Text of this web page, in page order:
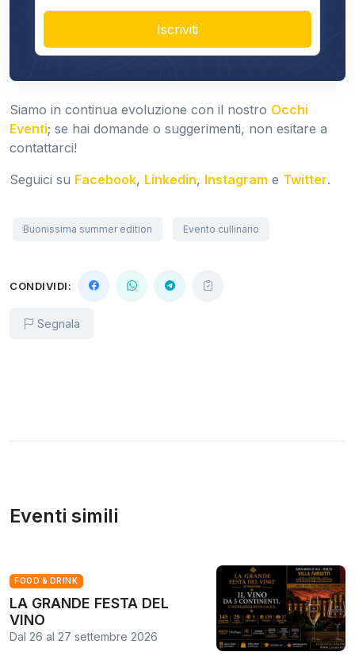
Iscriviti
Siamo in continua evoluzione con il nostro Occhi
Eventi; se hai domande o suggerimenti, non esitare a
contattarci!
Seguici su Facebook, Linkedin, Instagram e Twitter.
Buonissima summer edition Evento cullinario
CONDIVIDI:
Segnala
Eventi simili
FOOD & DRINK
LA GRANDE FESTA DEL
VINO
Dal 26 al 27 settembre 2026